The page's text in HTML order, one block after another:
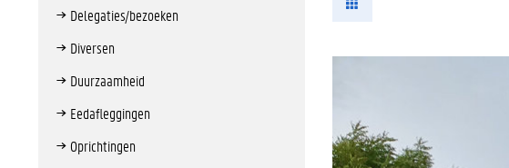
Delegaties/bezoeken
Diversen
Duurzaamheid
Eedafleggingen
Oprichtingen